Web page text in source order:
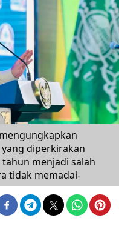
diperkirakan
menjadi salah
tidak memadai-